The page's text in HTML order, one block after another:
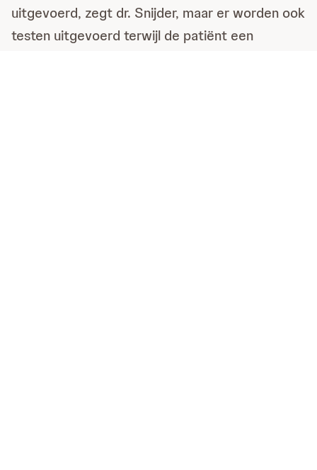
uitgevoerd, zegt dr. Snijder, maar er worden ook
testen uitgevoerd terwijl de patiënt een